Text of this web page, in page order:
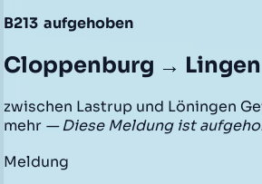
B213 aufgehoben
Cloppenburg → Lingen
zwischen Lastrup und Löningen
mehr — Diese Meldung ist
Meldung